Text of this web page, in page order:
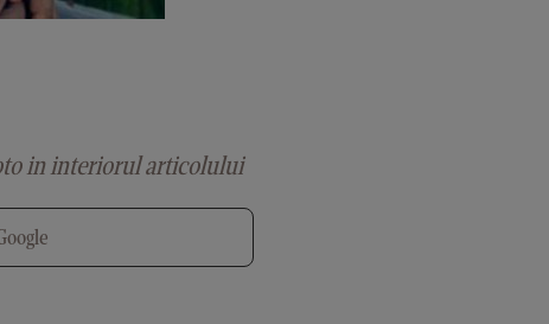
in interiorul articolului